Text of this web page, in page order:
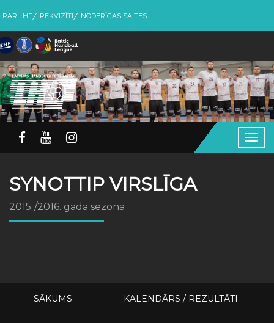
PAR LHF REKVIZĪTI NODERĪGAS SAITES
SYNOTTIP VIRSLĪGA
2015./2016. gada sezona
SĀKUMS KALENDĀRS / REZULTĀTI